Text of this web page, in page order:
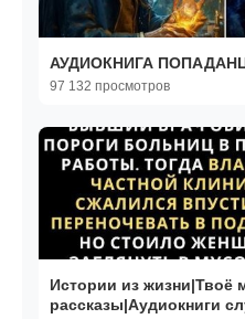
АУДИОКНИГА
97 132 просмотров
Истории из жизни|Твоё
рассказы|Аудиокниги